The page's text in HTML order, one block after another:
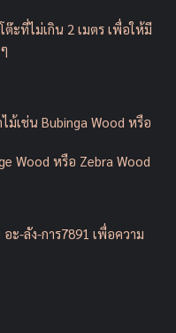
ะที่ไม่เกิน 2 เมตร เพื่อให้มี
ม้เช่น Bubinga Wood หรือ
Wood หรือ Zebra Wood
ะ-ลัง-การ7891 เพื่อความ